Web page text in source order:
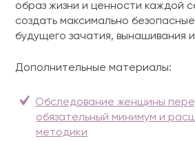
образ жизни и ценности каждой
создать максимально
будущего зачатия, вынашивания
Дополнительные материалы:
Обследование женщины
обязательный минимум и
методики